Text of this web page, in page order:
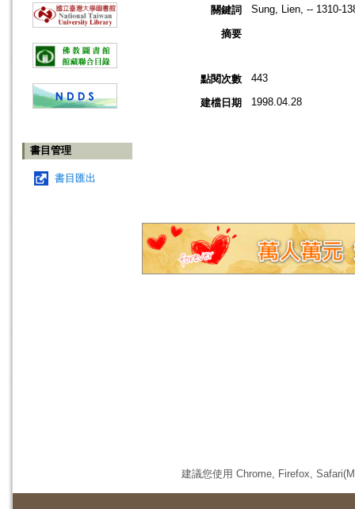
書目管理
書目匯出
關鍵詞
Sung, Lien, -- 1310-
摘要
點閱次數 443
建檔日期 1998.04.28
建議您使用 Chrome, Firefox,